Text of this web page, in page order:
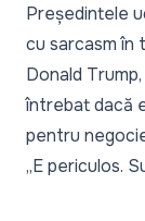
Președintele
cu sarcasm în
Donald
întrebat dacă
pentru
„E periculos.